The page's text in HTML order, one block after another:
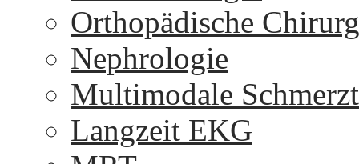
Orthopädische
Nephrologie
Multimodale
Langzeit EKG